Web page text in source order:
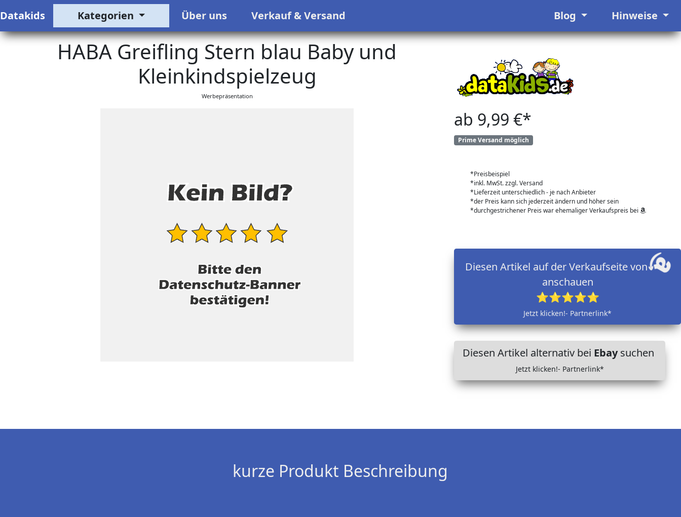
Datakids Kategorien Über uns Verkauf & Versand Blog Hinweise
HABA Greifling Stern blau Baby und
Kleinkindspielzeug
Werbepräsentation
ab 9,99 €*
Prime Versand möglich
*Preisbeispiel
*inkl. MwSt. zzgl. Versand
*Lieferzeit unterschiedlich - je nach Anbieter
*der Preis kann sich jederzeit ändern und höher sein
*durchgestrichener Preis war ehemaliger Verkaufspreis bei
Diesen Artikel auf der Verkaufseite von
anschauen
⭐⭐⭐⭐⭐
Jetzt klicken!- Partnerlink*
Diesen Artikel alternativ bei Ebaysuchen
Jetzt klicken!- Partnerlink*
kurze Produkt Beschreibung